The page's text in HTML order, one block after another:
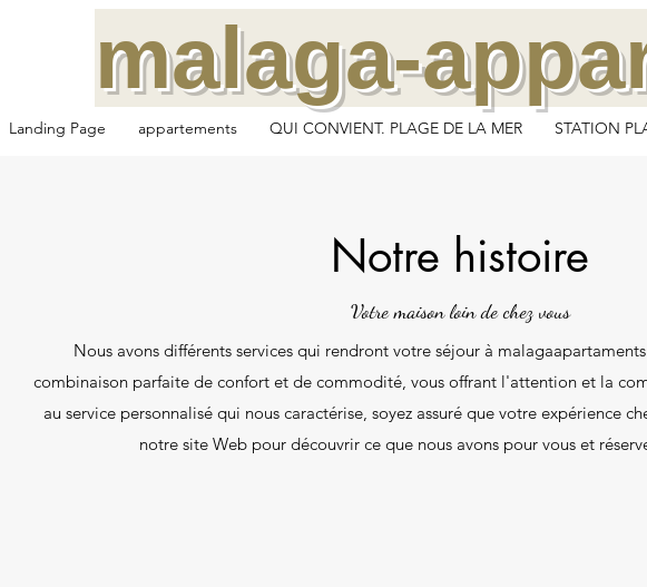
malaga-
Landing Page appartements QUI CONVIENT. PLAGE DE LA MER STATION
Notre histoire
Votre maison loin de chez vous
Nous avons différents services qui rendront votre séjour à
combinaison parfaite de confort et de commodité, vous offrant l'attention et la
au service personnalisé qui nous caractérise, soyez assuré que votre expérience
notre site Web pour découvrir ce que nous avons pour vous et